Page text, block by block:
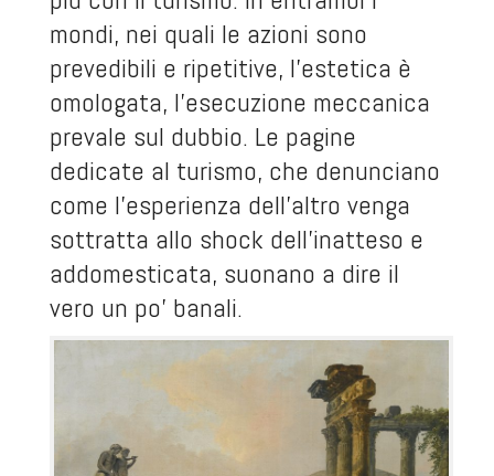
mondi, nei quali le azioni sono
prevedibili e ripetitive, l'estetica è
omologata, l'esecuzione meccanica
prevale sul dubbio. Le pagine
dedicate al turismo, che denunciano
come l'esperienza dell'altro venga
sottratta allo shock dell'inatteso e
addomesticata, suonano a dire il
vero un po' banali.